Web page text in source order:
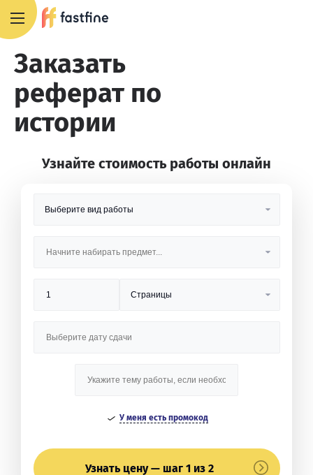
Заказать
реферат по
истории
Узнайте стоимость работы онлайн
У меня есть промокод
Узнать цену — шаг 1 из 2